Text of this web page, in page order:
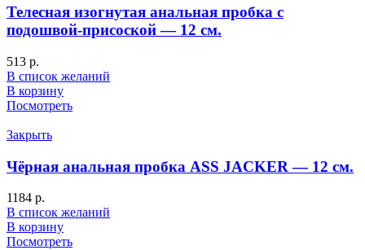
Телесная изогнутая анальная пробка с
подошвой-присоской — 12 см.
513 р.
В список желаний
В корзину
Посмотреть
Закрыть
Чёрная анальная пробка ASS JACKER — 12 см.
1184 р.
В список желаний
В корзину
Посмотреть